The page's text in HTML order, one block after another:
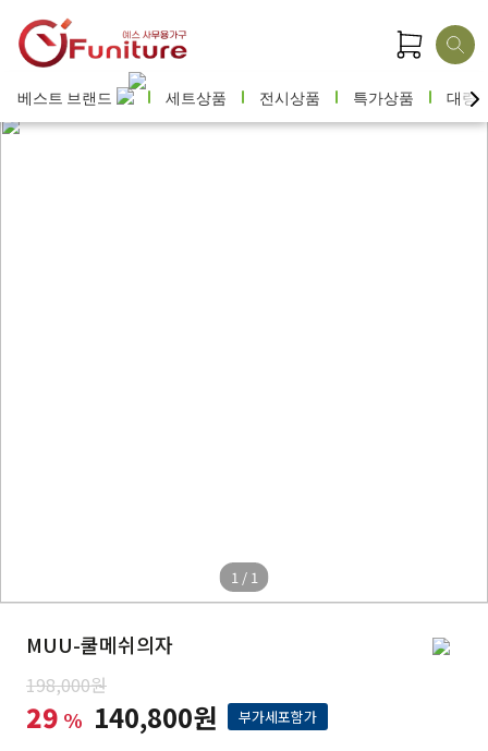
베스트 브랜드 세트상품 전시상품 특가상품 대량
1 / 1
MUU-쿨메쉬의자
198,000원
29 % 140,800원 부가세포함가